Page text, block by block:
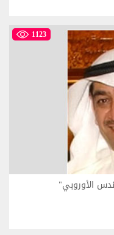
1123
الأوروبي"